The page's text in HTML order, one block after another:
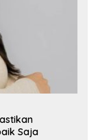
Saja